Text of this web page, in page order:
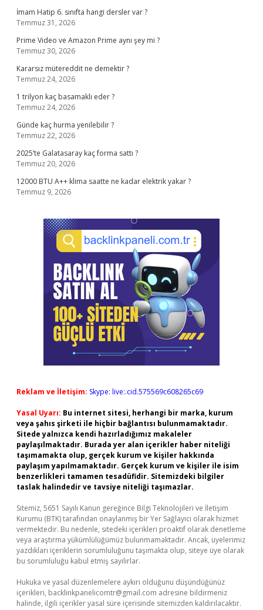
İmam Hatip 6. sınıfta hangi dersler var ?
Temmuz 31, 2026
Prime Video ve Amazon Prime aynı şey mi ?
Temmuz 30, 2026
Kararsız mütereddit ne demektir ?
Temmuz 24, 2026
1 trilyon kaç basamaklı eder ?
Temmuz 24, 2026
Günde kaç hurma yenilebilir ?
Temmuz 22, 2026
2025’te Galatasaray kaç forma sattı ?
Temmuz 20, 2026
12000 BTU A++ klima saatte ne kadar elektrik yakar ?
Temmuz 9, 2026
Reklam ve İletişim: Skype: live:.cid.575569c608265c69
Yasal Uyarı: Bu internet sitesi, herhangi bir marka, kurum
veya şahıs şirketi ile hiçbir bağlantısı bulunmamaktadır.
Sitede yalnızca kendi hazırladığımız makaleler
paylaşılmaktadır. Burada yer alan içerikler haber niteliği
taşımamakta olup, gerçek kurum ve kişiler hakkında
paylaşım yapılmamaktadır. Gerçek kurum ve kişiler ile isim
benzerlikleri tamamen tesadüfidir. Sitemizdeki bilgiler
taslak halindedir ve tavsiye niteliği taşımazlar.
Sitemiz, 5651 Sayılı Kanun gereğince Bilgi Teknolojileri ve İletişim
Kurumu (BTK) tarafından onaylanmış bir Yer Sağlayıcı olarak hizmet
vermektedir. Bu nedenle, sitedeki içerikleri proaktif olarak denetleme
veya araştırma yükümlülüğümüz bulunmamaktadır. Ancak, üyelerimiz
yazdıkları içeriklerin sorumluluğunu taşımakta olup, siteye üye olarak
bu sorumluluğu kabul etmiş sayılırlar.
Hukuka ve yasal düzenlemelere aykırı olduğunu düşündüğünüz
içerikleri, backlinkpanelicomtr@gmail.com adresine bildirmeniz
halinde, ilgili içerikler yasal süre içerisinde sitemizden kaldırılacaktır.